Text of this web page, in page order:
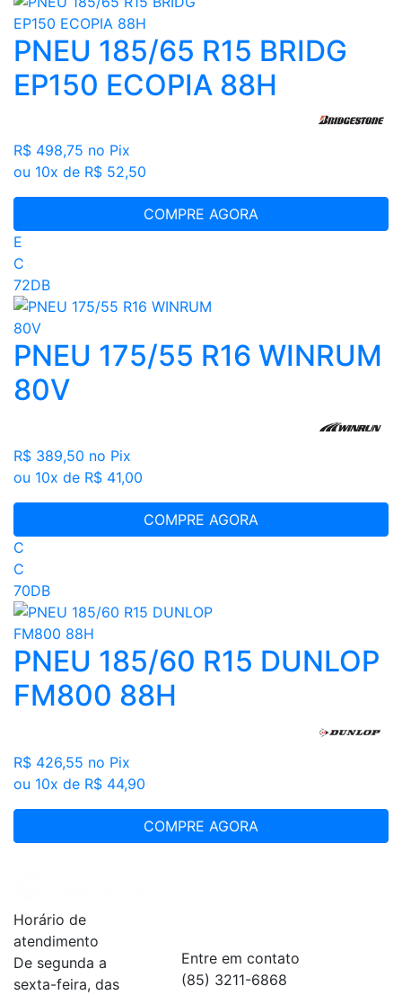
PNEU 185/65 R15 BRIDG
EP150 ECOPIA 88H
R$ 498,75 no Pix
ou 10x de R$ 52,50
COMPRE AGORA
E
C
72DB
PNEU 175/55 R16 WINRUM
80V
R$ 389,50 no Pix
ou 10x de R$ 41,00
COMPRE AGORA
C
C
70DB
PNEU 185/60 R15 DUNLOP
FM800 88H
R$ 426,55 no Pix
ou 10x de R$ 44,90
COMPRE AGORA
Horário de
atendimento
De segunda a
sexta-feira, das
Entre em contato
(85) 3211-6868